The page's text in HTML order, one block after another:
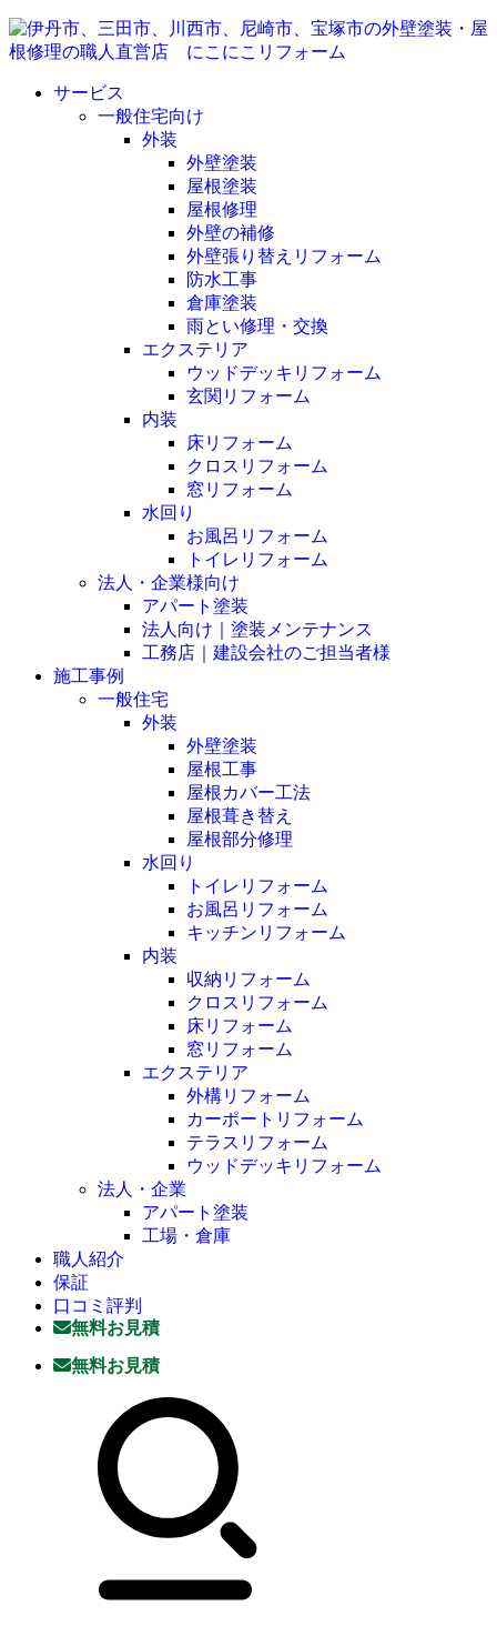
サービス
一般住宅向け
外装
外壁塗装
屋根塗装
屋根修理
外壁の補修
外壁張り替えリフォーム
防水工事
倉庫塗装
雨とい修理・交換
エクステリア
ウッドデッキリフォーム
玄関リフォーム
内装
床リフォーム
クロスリフォーム
窓リフォーム
水回り
お風呂リフォーム
トイレリフォーム
法人・企業様向け
アパート塗装
法人向け｜塗装メンテナンス
工務店｜建設会社のご担当者様
施工事例
一般住宅
外装
外壁塗装
屋根工事
屋根カバー工法
屋根葺き替え
屋根部分修理
水回り
トイレリフォーム
お風呂リフォーム
キッチンリフォーム
内装
収納リフォーム
クロスリフォーム
床リフォーム
窓リフォーム
エクステリア
外構リフォーム
カーポートリフォーム
テラスリフォーム
ウッドデッキリフォーム
法人・企業
アパート塗装
工場・倉庫
職人紹介
保証
口コミ評判
無料お見積
無料お見積